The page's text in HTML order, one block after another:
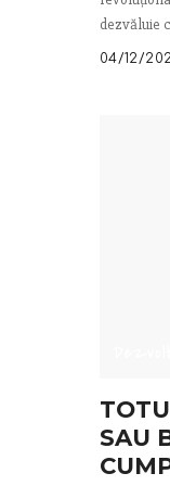
dezvăluie
04/12/
SAU